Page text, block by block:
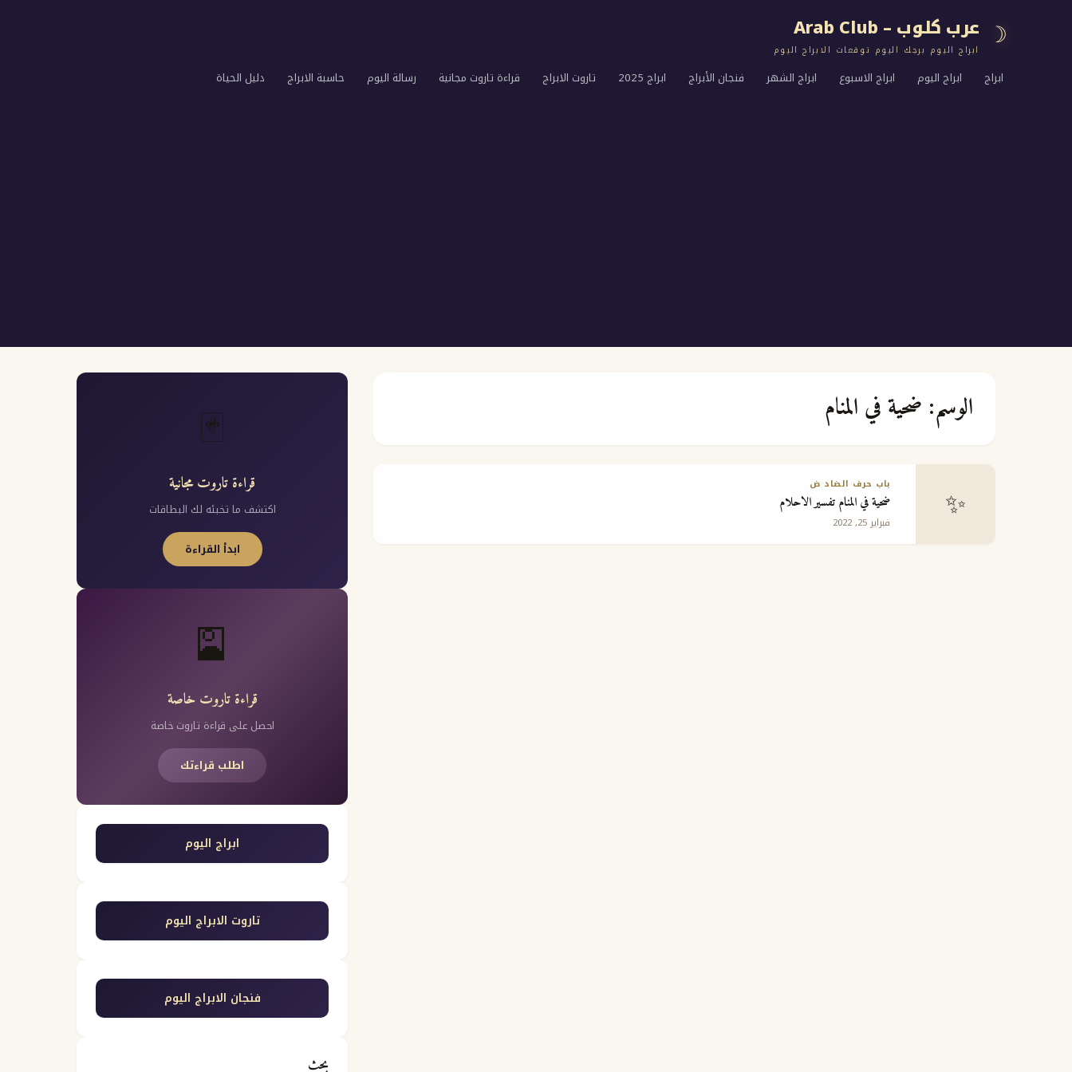
☽ عرب كلوب – Arab Club
ابراج اليوم برجك اليوم توقعات الابراج اليوم
ابراج ابراج اليوم ابراج الاسبوع ابراج الشهر فنجان الأبراج ابراج 2025 تاروت الابراج قراءة تاروت مجانية رسالة اليوم حاسبة الابراج دليل الحياة
الوسم: ضحية في المنام
✨ باب حرف الضاد ض
ضحية في المنام تفسير الاحلام
فبراير 25, 2022
🃏
قراءة تاروت مجانية
اكتشف ما تخبئه لك البطاقات
ابدأ القراءة
🎴
قراءة تاروت خاصة
احصل على قراءة تاروت خاصة
اطلب قراءتك
ابراج اليوم
تاروت الابراج اليوم
فنجان الابراج اليوم
بحث